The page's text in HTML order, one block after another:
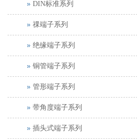
DIN标准系列
祼端子系列
绝缘端子系列
铜管端子系列
管形端子系列
带角度端子系列
插头式端子系列